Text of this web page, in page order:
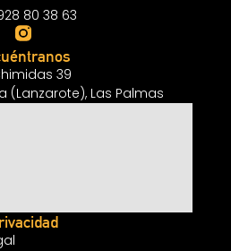
80 38 63
39
(Lanzarote), Las Palmas